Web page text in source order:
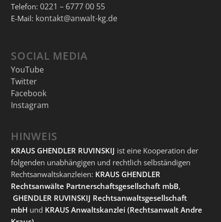
Telefon: 0221 – 6777 00 55
E-Mail: kontakt@anwalt-kg.de
SOCIAL MEDIA
YouTube
Twitter
Facebook
Instagram
HINWEIS
KRAUS GHENDLER RUVINSKIJ ist eine Kooperation der
folgenden unabhängigen und rechtlich selbständigen
Rechtsanwaltskanzleien: KRAUS GHENDLER
Rechtsanwälte Partnerschaftsgesellschaft mbB,
GHENDLER RUVINSKIJ Rechtsanwaltsgesellschaft
mbH und KRAUS Anwaltskanzlei (Rechtsanwalt Andre